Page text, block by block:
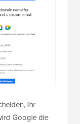
Ihr
Google die